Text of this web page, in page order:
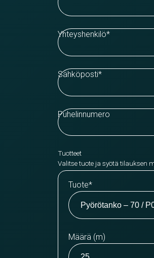
Yhteyshenkilö*
Sähköposti*
Puhelinnumero
Tuotteet
Valitse tuote ja syötä tilauksen
Tuote*
Määrä (m)